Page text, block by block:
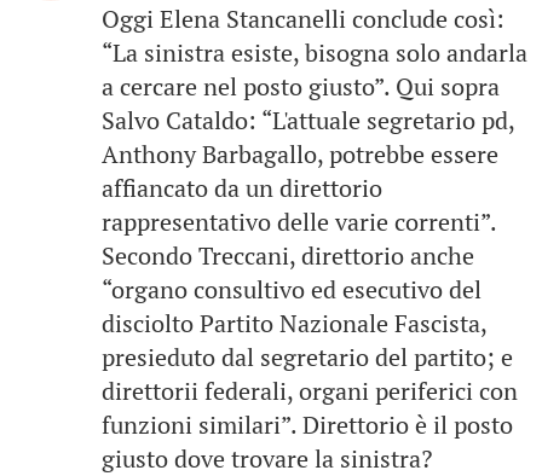
Oggi Elena Stancanelli conclude così:
“La sinistra esiste, bisogna solo andarla
a cercare nel posto giusto”. Qui sopra
Salvo Cataldo: “L'attuale segretario pd,
Anthony Barbagallo, potrebbe essere
affiancato da un direttorio
rappresentativo delle varie correnti”.
Secondo Treccani, direttorio anche
“organo consultivo ed esecutivo del
disciolto Partito Nazionale Fascista,
presieduto dal segretario del partito; e
direttorii federali, organi periferici con
funzioni similari”. Direttorio è il posto
giusto dove trovare la sinistra?